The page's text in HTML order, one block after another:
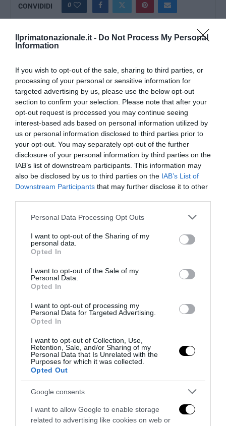
Ilprimatonazionale.it - Do Not Process My Personal
Information
If you wish to opt-out of the sale, sharing to third parties, or
processing of your personal or sensitive information for
targeted advertising by us, please use the below opt-out
section to confirm your selection. Please note that after your
opt-out request is processed you may continue seeing
interest-based ads based on personal information utilized by
us or personal information disclosed to third parties prior to
your opt-out. You may separately opt-out of the further
disclosure of your personal information by third parties on the
IAB’s list of downstream participants. This information may
also be disclosed by us to third parties on the IAB’s List of
Downstream Participants that may further disclose it to other
Please note that this website/app uses one or more Google
not limited to your visit or usage behaviour. You may click to
grant or deny consent to Google and its third-party tags to
use your data for below specified purposes in below Google
consent section.
Personal Data Processing Opt Outs
I want to opt-out of the Sharing of my
personal data.
Opted In
I want to opt-out of the Sale of my
Personal Data.
Opted In
I want to opt-out of processing my
Personal Data for Targeted Advertising.
Opted In
I want to opt-out of Collection, Use,
Retention, Sale, and/or Sharing of my
Personal Data that Is Unrelated with the
Purposes for which it was collected.
Opted Out
Google consents
I want to allow Google to enable storage
related to advertising like cookies on web or
CONVIDIDI 0
LA REDAZIONE
previous post
Juventus: le ultime su Conceicao
next post
Juventus, opportunità Schlager a zero?
YOU MAY ALSO LIKE
L’epopea criminale dei gemelli Kray